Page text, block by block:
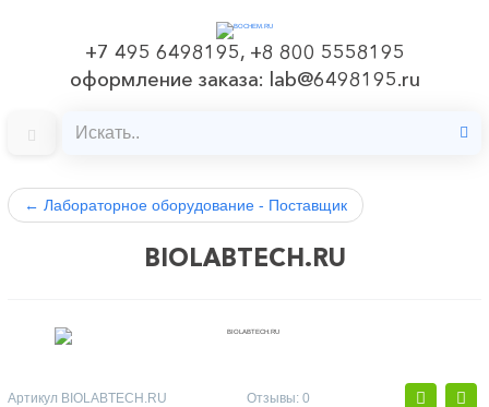
+7 495 6498195, +8 800 5558195
оформление заказа: lab@6498195.ru
← Лабораторное оборудование - Поставщик
BIOLABTECH.RU
Артикул BIOLABTECH.RU Отзывы: 0